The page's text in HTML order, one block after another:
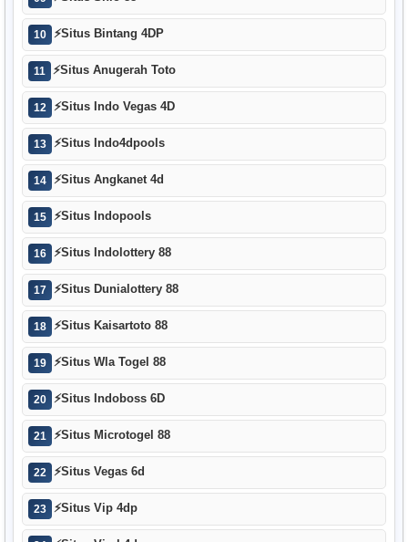
10 ⚡Situs Bintang 4DP
11 ⚡Situs Anugerah Toto
12 ⚡Situs Indo Vegas 4D
13 ⚡Situs Indo4dpools
14 ⚡Situs Angkanet 4d
15 ⚡Situs Indopools
16 ⚡Situs Indolottery 88
17 ⚡Situs Dunialottery 88
18 ⚡Situs Kaisartoto 88
19 ⚡Situs Wla Togel 88
20 ⚡Situs Indoboss 6D
21 ⚡Situs Microtogel 88
22 ⚡Situs Vegas 6d
23 ⚡Situs Vip 4dp